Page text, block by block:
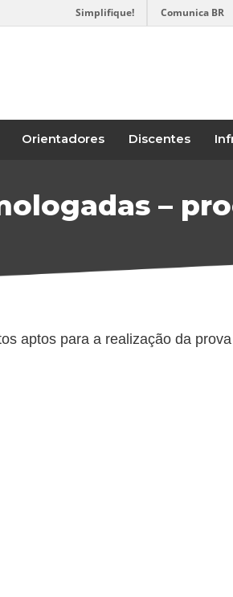
Simplifique! Comunica BR
Orientadores Discentes
–
aptos para a realização da